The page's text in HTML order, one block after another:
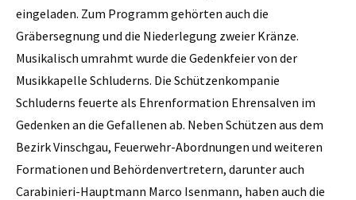
eingeladen. Zum Programm gehörten auch die
Gräbersegnung und die Niederlegung zweier Kränze.
Musikalisch umrahmt wurde die Gedenkfeier von der
Musikkapelle Schluderns. Die Schützenkompanie
Schluderns feuerte als Ehrenformation Ehrensalven im
Gedenken an die Gefallenen ab. Neben Schützen aus dem
Bezirk Vinschgau, Feuerwehr-Abordnungen und weiteren
Formationen und Behördenvertretern, darunter auch
Carabinieri-Hauptmann Marco Isenmann, haben auch die